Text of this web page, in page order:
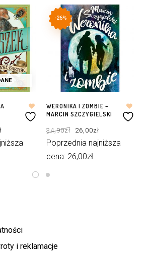
cena
39,99zł.
-26%
WERONIKA I ZOMBIE –
MARCIN SZCZYGIELSKI
34,90zł cena
wynosiła:
34,90zł.
26,00złcena
26,00zł.
Poprzednia najniższa
cena: 26,00zł.
i reklamacje